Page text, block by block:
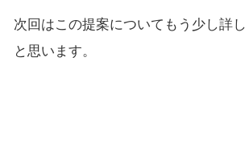
次回はこの提案についてもう少し詳
と思います。